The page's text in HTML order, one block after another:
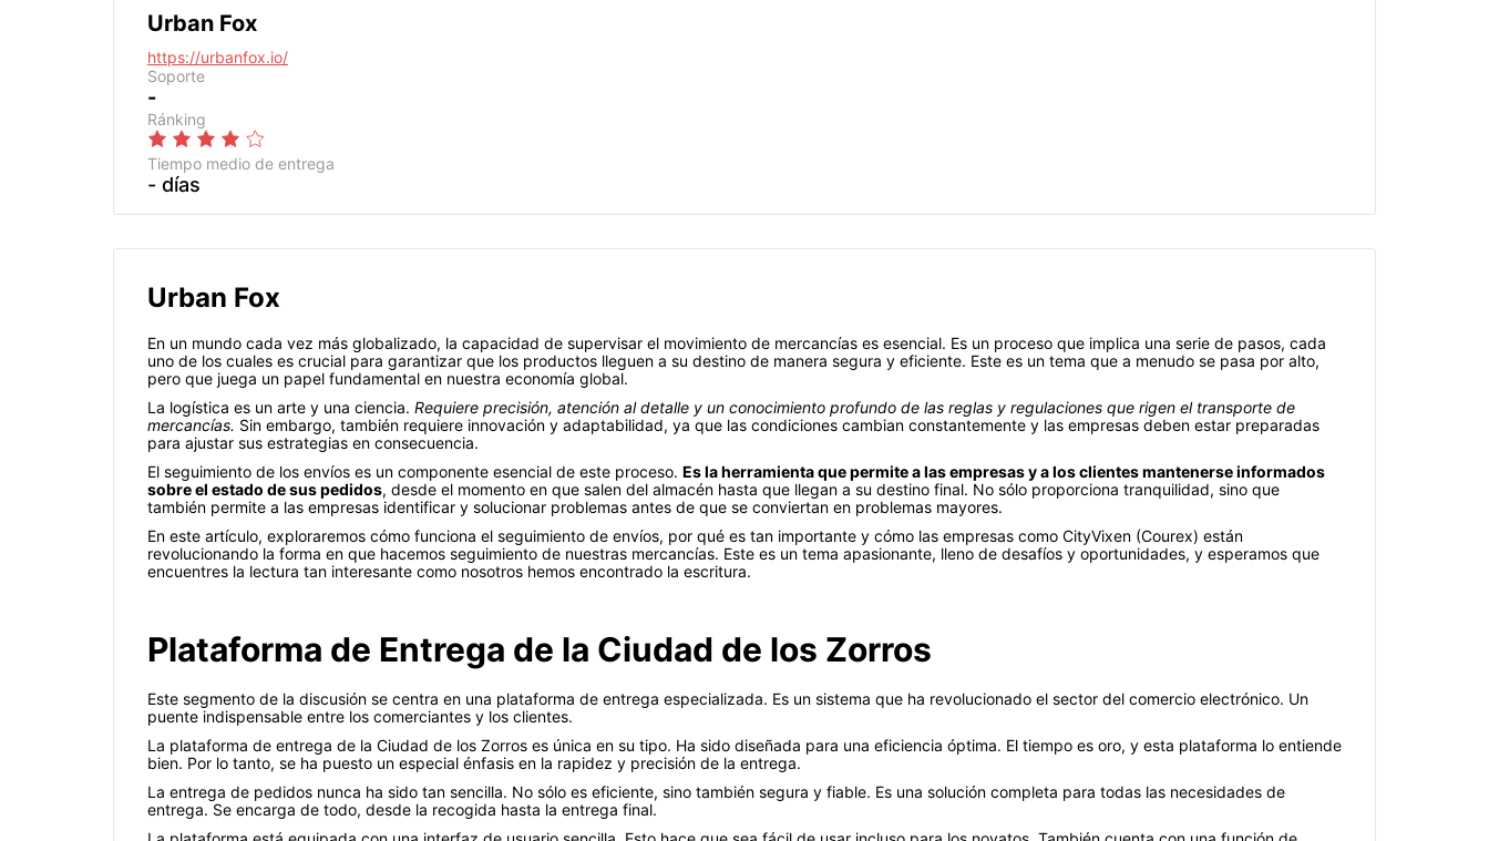
Urban Fox
https://urbanfox.io/
Soporte
-
Ránking
Tiempo medio de entrega
- días
Urban Fox
En un mundo cada vez más globalizado, la capacidad de supervisar el movimiento de mercancías es esencial. Es un proceso que implica una serie de pasos, cada
uno de los cuales es crucial para garantizar que los productos lleguen a su destino de manera segura y eficiente. Este es un tema que a menudo se pasa por alto,
pero que juega un papel fundamental en nuestra economía global.
La logística es un arte y una ciencia. Requiere precisión, atención al detalle y un conocimiento profundo de las reglas y regulaciones que rigen el transporte de
mercancías. Sin embargo, también requiere innovación y adaptabilidad, ya que las condiciones cambian constantemente y las empresas deben estar preparadas
para ajustar sus estrategias en consecuencia.
El seguimiento de los envíos es un componente esencial de este proceso. Es la herramienta que permite a las empresas y a los clientes mantenerse informados
sobre el estado de sus pedidos, desde el momento en que salen del almacén hasta que llegan a su destino final. No sólo proporciona tranquilidad, sino que
también permite a las empresas identificar y solucionar problemas antes de que se conviertan en problemas mayores.
En este artículo, exploraremos cómo funciona el seguimiento de envíos, por qué es tan importante y cómo las empresas como CityVixen (Courex) están
revolucionando la forma en que hacemos seguimiento de nuestras mercancías. Este es un tema apasionante, lleno de desafíos y oportunidades, y esperamos que
encuentres la lectura tan interesante como nosotros hemos encontrado la escritura.
Plataforma de Entrega de la Ciudad de los Zorros
Este segmento de la discusión se centra en una plataforma de entrega especializada. Es un sistema que ha revolucionado el sector del comercio electrónico. Un
puente indispensable entre los comerciantes y los clientes.
La plataforma de entrega de la Ciudad de los Zorros es única en su tipo. Ha sido diseñada para una eficiencia óptima. El tiempo es oro, y esta plataforma lo entiende
bien. Por lo tanto, se ha puesto un especial énfasis en la rapidez y precisión de la entrega.
La entrega de pedidos nunca ha sido tan sencilla. No sólo es eficiente, sino también segura y fiable. Es una solución completa para todas las necesidades de
entrega. Se encarga de todo, desde la recogida hasta la entrega final.